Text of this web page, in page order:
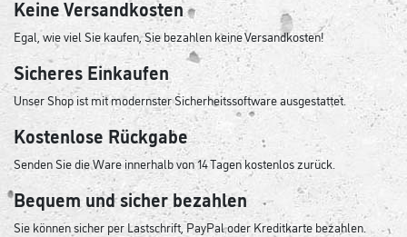
Keine Versandkosten
Egal, wie viel Sie kaufen, Sie bezahlen keine Versandkosten!
Sicheres Einkaufen
Unser Shop ist mit modernster Sicherheitssoftware ausgestattet.
Kostenlose Rückgabe
Senden Sie die Ware innerhalb von 14 Tagen kostenlos zurück.
Bequem und sicher bezahlen
Sie können sicher per Lastschrift, PayPal oder Kreditkarte bezahlen.